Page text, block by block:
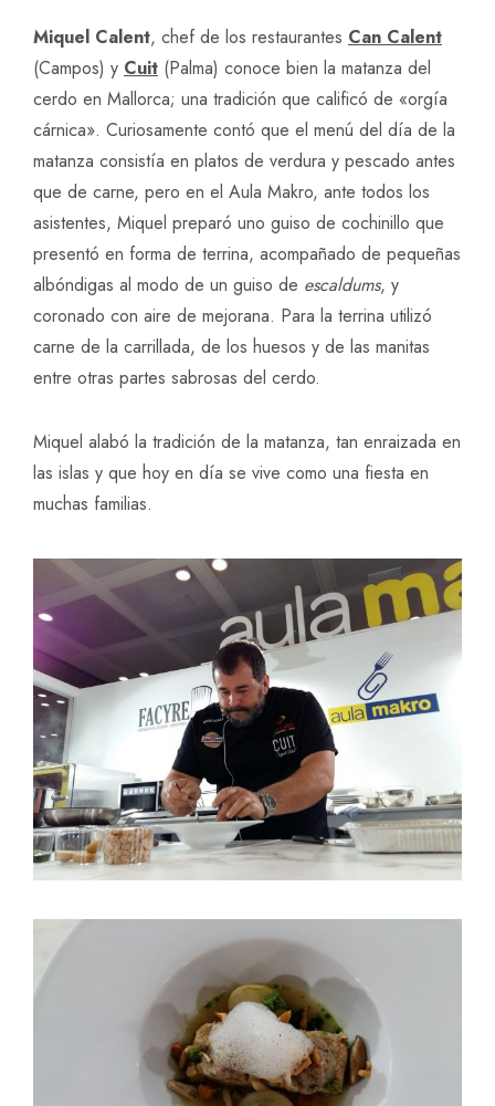
Miquel Calent, chef de los restaurantes Can Calent
(Campos) y Cuit (Palma) conoce bien la matanza del
cerdo en Mallorca; una tradición que calificó de «orgía
cárnica». Curiosamente contó que el menú del día de la
matanza consistía en platos de verdura y pescado antes
que de carne, pero en el Aula Makro, ante todos los
asistentes, Miquel preparó uno guiso de cochinillo que
presentó en forma de terrina, acompañado de pequeñas
albóndigas al modo de un guiso de escaldums, y
coronado con aire de mejorana. Para la terrina utilizó
carne de la carrillada, de los huesos y de las manitas
entre otras partes sabrosas del cerdo.
Miquel alabó la tradición de la matanza, tan enraizada en
las islas y que hoy en día se vive como una fiesta en
muchas familias.